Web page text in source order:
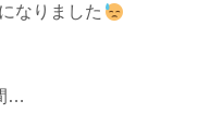
なりました
…